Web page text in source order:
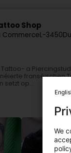
Shop
CommerceL-3450
a
franséischen
setzt op...
We